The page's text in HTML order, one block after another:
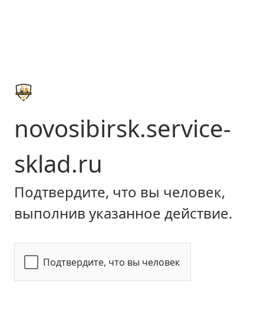
novosibirsk.service-
sklad.ru
Подтвердите, что вы человек,
выполнив указанное действие.
Подтвердите, что вы человек